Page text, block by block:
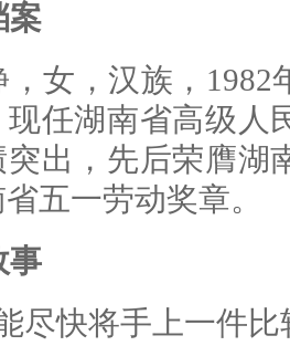
案
，女，汉族，1982
现任湖南省高级人
突出，先后荣膺湖
五一劳动奖章。
事
尽快将手上一件